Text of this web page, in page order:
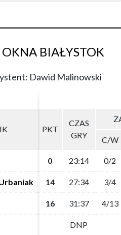
BIAŁYSTOK
Dawid Malinowski
PKT
CZAS
GRY
C/W
0 23:14 0/2
14 27:34 3/4
16 31:37 4/13
DNP
PKT
CZAS
GRY
C/W
0 23:14 0/2
14 27:34 3/4
16 31:37 4/13
DNP